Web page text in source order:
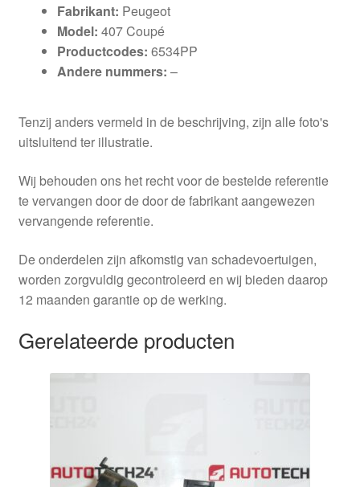
Fabrikant: Peugeot
Model: 407 Coupé
Productcodes: 6534PP
Andere nummers: –
Tenzij anders vermeld in de beschrijving, zijn alle foto's
uitsluitend ter illustratie.
Wij behouden ons het recht voor de bestelde referentie
te vervangen door de door de fabrikant aangewezen
vervangende referentie.
De onderdelen zijn afkomstig van schadevoertuigen,
worden zorgvuldig gecontroleerd en wij bieden daarop
12 maanden garantie op de werking.
Gerelateerde producten